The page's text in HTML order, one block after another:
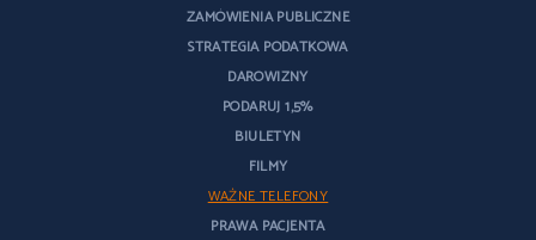
ZAMÓWIENIA PUBLICZNE
STRATEGIA PODATKOWA
DAROWIZNY
PODARUJ 1,5%
BIULETYN
FILMY
WAŻNE TELEFONY
PRAWA PACJENTA